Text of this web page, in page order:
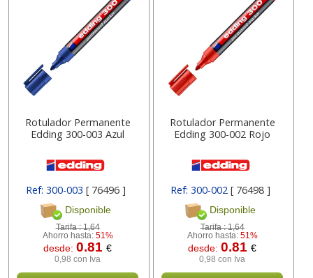
Rotulador Permanente
Edding 300-003 Azul
Ref: 300-003 [ 76496 ]
Disponible
Tarifa :1,64
Ahorro hasta: 51%
desde:0.81€
0,98 con Iva
Rotulador Permanente
Edding 300-002 Rojo
Ref: 300-002 [ 76498 ]
Disponible
Tarifa :1,64
Ahorro hasta: 51%
desde:0.81€
0,98 con Iva